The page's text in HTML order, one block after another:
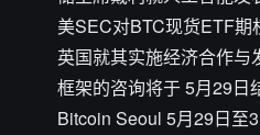
美SEC对BTC现货ETF期
英国就其实施经济合作
框架的咨询将于 5月29日
Bitcoin Seoul 5月29日至